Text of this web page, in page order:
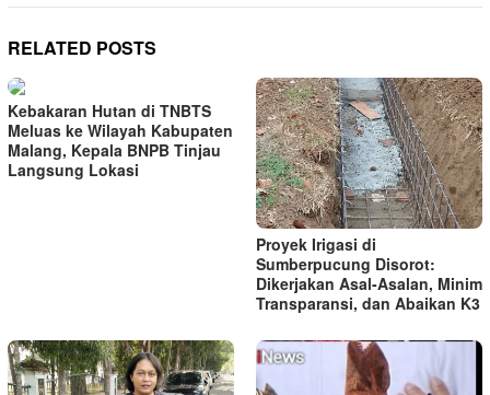
RELATED POSTS
Kebakaran Hutan di TNBTS
Meluas ke Wilayah Kabupaten
Malang, Kepala BNPB Tinjau
Langsung Lokasi
Proyek Irigasi di
Sumberpucung Disorot:
Dikerjakan Asal-Asalan, Minim
Transparansi, dan Abaikan K3